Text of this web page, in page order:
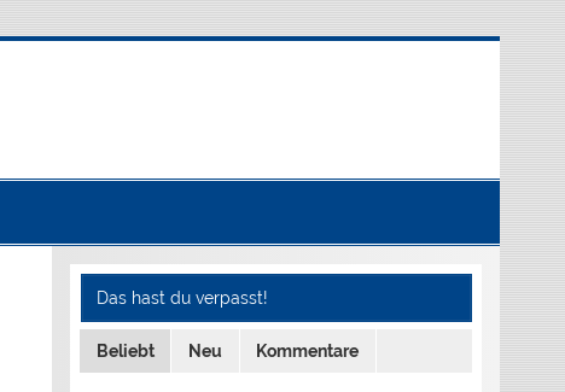
Das hast du verpasst!
Beliebt Neu Kommentare